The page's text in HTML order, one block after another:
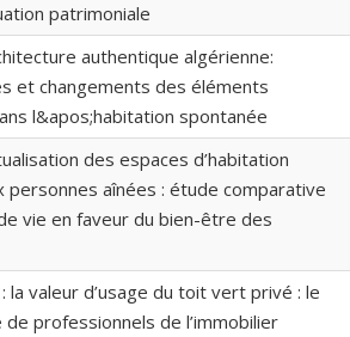
patrimoniale
authentique algérienne:
et changements des éléments
l&apos;habitation spontanée
des espaces d’habitation
personnes aînées : étude comparative
vie en faveur du bien-être des
la valeur d’usage du toit vert privé : le
professionnels de l’immobilier